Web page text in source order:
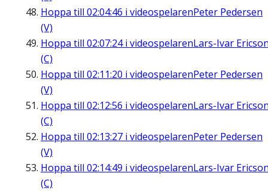
Hoppa till 02:04:46 i videospelarenPeter Pedersen
(V)
Hoppa till 02:07:24i videospelarenLars-Ivar
(C)
Hoppa till 02:11:20 i videospelarenPeter Pedersen
(V)
Hoppa till 02:12:56 i videospelarenLars-Ivar
(C)
Hoppa till 02:13:27 i videospelarenPeter Pedersen
(V)
Hoppa till 02:14:49 i videospelarenLars-Ivar
(C)